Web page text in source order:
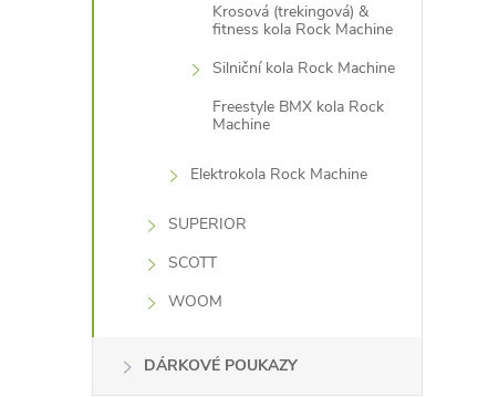
Krosová (trekingová) &
fitness kola Rock Machine
Silniční kola Rock Machine
Freestyle BMX kola Rock
Machine
Elektrokola Rock Machine
SUPERIOR
SCOTT
WOOM
DÁRKOVÉ POUKAZY